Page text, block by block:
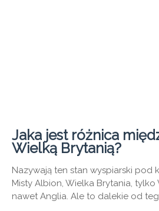
Jaka jest różnica
Wielką Brytanią?
Nazywają ten stan wyspiarski pod
Misty Albion, Wielka Brytania, tylko
nawet Anglia. Ale to dalekie od